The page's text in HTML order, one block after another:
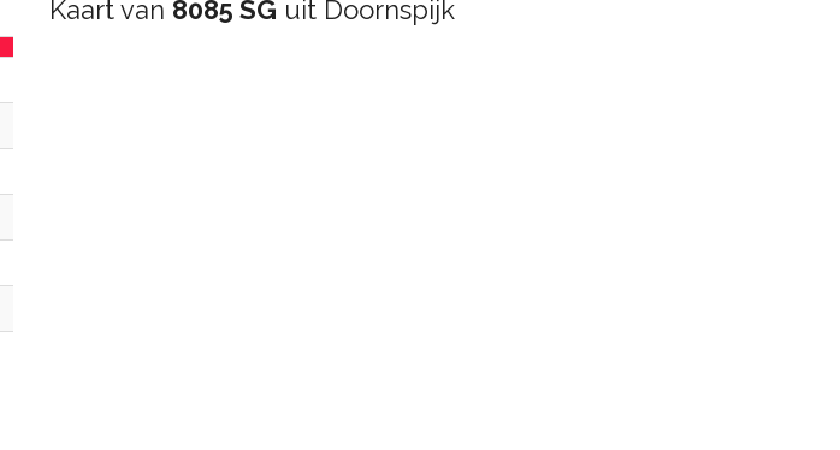
Kaart van 8085 SG uit Doornspijk